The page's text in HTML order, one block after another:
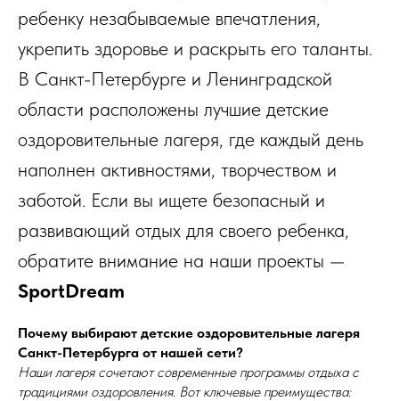
ребенку незабываемые впечатления,
укрепить здоровье и раскрыть его таланты.
В Санкт-Петербурге и Ленинградской
области расположены лучшие детские
оздоровительные лагеря, где каждый день
наполнен активностями, творчеством и
заботой. Если вы ищете безопасный и
развивающий отдых для своего ребенка,
обратите внимание на наши проекты —
SportDream
Почему выбирают детские оздоровительные лагеря
Санкт-Петербурга от нашей сети?
Наши лагеря сочетают современные программы отдыха с
традициями оздоровления. Вот ключевые преимущества: